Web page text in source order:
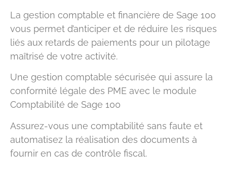
La gestion comptable et financière de Sage 100
vous permet d’anticiper et de réduire les risques
liés aux retards de paiements pour un pilotage
maîtrisé de votre activité.
Une gestion comptable sécurisée qui assure la
conformité légale des PME avec le module
Comptabilité de Sage 100
Assurez-vous une comptabilité sans faute et
automatisez la réalisation des documents à
fournir en cas de contrôle fiscal.